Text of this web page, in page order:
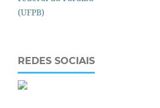
REDES SOCIAIS